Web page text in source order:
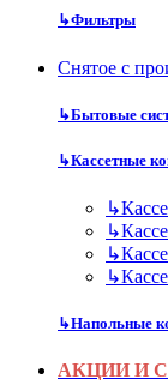
↳Фильтры
Снятое с
↳Бытовые
↳Кассетные
↳
↳
↳
↳
↳Напольные
АКЦИИ И